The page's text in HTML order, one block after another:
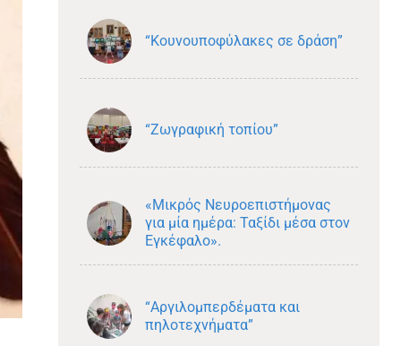
“Κουνουποφύλακες σε δράση”
“Ζωγραφική τοπίου”
«Μικρός Νευροεπιστήμονας
για μία ημέρα: Ταξίδι μέσα στον
Εγκέφαλο».
“Αργιλομπερδέματα και
πηλοτεχνήματα”